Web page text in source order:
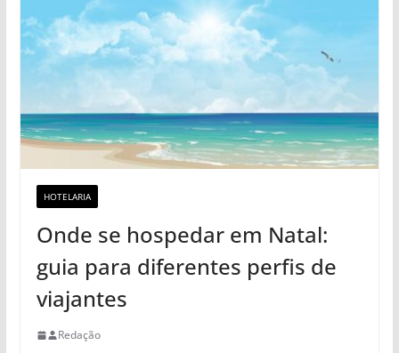
HOTELARIA
Onde se hospedar em Natal:
guia para diferentes perfis de
viajantes
Redação